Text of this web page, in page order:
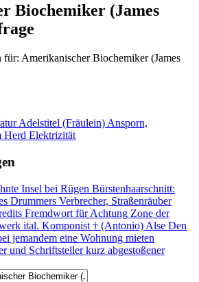
Biochemiker (James
Amerikanischer Biochemiker (James
Adelstitel (Fräulein) Ansporn,
Herd Elektrizität
Insel bei Rügen Bürstenhaarschnitt:
Drummers Verbrecher, Straßenräuber
Fremdwort für Achtung Zone der
ital. Komponist † (Antonio) Alse Den
jemandem eine Wohnung mieten
und Schriftstellerkurz abgestoßener